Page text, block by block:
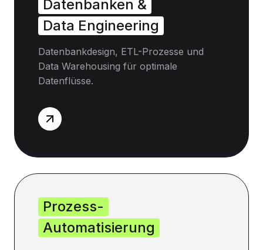
Datenbanken &
Data Engineering
Datenbankdesign, ETL-Prozesse und
Data Warehousing für optimale
Datenflüsse.
Prozess-
Automatisierung